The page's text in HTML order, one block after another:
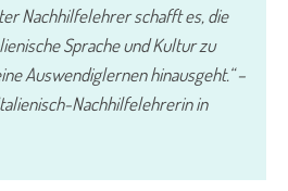
Nachhilfelehrer schafft es, die
Sprache und Kultur zu
Auswendiglernen hinausgeht.“ –
Nachhilfelehrerin in